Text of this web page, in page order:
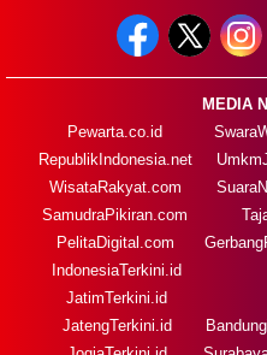
MEDIA
Pewarta.co.id
RepublikIndonesia.net
WisataRakyat.com
SamudraPikiran.com
PelitaDigital.com
IndonesiaTerkini.id
JatimTerkini.id
JatengTerkini.id